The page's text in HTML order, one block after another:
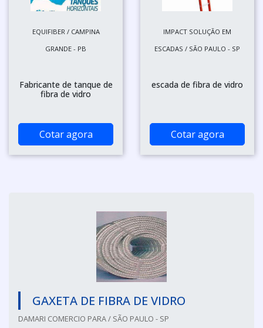
EQUIFIBER / CAMPINA
GRANDE - PB
Fabricante de tanque de
fibra de vidro
Cotar agora
IMPACT SOLUÇÃO EM
ESCADAS / SÃO PAULO - SP
escada de fibra de vidro
Cotar agora
GAXETA DE FIBRA DE VIDRO
DAMARI COMERCIO PARA / SÃO PAULO - SP